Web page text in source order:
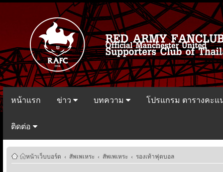
หน้าแรก ข่าว บทความ โปรแกรม ตารางคะ
ติดต่อ
หน้าเว็บบอร์ด ‹ สัพเพเหระ ‹ สัพเพเหระ ‹ รองเท้าฟุตบอล